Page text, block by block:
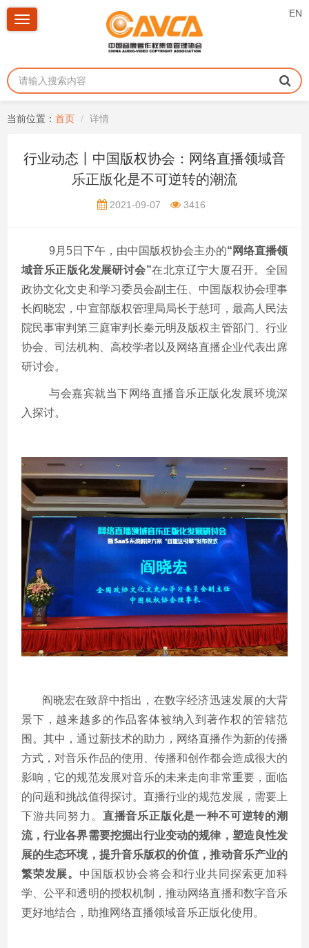
EN
Toggle
当前位置： 首页 详情
行业动态丨中国版权协会：网络直播领域音
乐正版化是不可逆转的潮流
2021-09-07 3416
9月 5日下午，由中国版权协会主办的“网络直播领
域音乐正版化发展研讨会”在北京辽宁大厦召开。全国
政协文化文史和学习委员会副主任、中国版权协会理事
长阎晓宏，中宣部版权管理局局长于慈珂，最高人民法
院民事审判第三庭审判长秦元明及版权主管部门、行业
协会、司法机构、高校学者以及网络直播企业代表出席
研讨会。
与会嘉宾就当下网络直播音乐正版化发展环境深
入探讨。
阎晓宏在致辞中指出，在数字经济迅速发展的大背
景下，越来越多的作品客体被纳入到著作权的管辖范
围。其中，通过新技术的助力，网络直播作为新的传播
方式，对音乐作品的使用、传播和创作都会造成很大的
影响，它的规范发展对音乐的未来走向非常重要，面临
的问题和挑战值得探讨。直播行业的规范发展，需要上
下游共同努力。 直播音乐正版化是一种不可逆转的潮
流，行业各界需要挖掘出行业变动的规律，塑造良性发
展的生态环境，提升音乐版权的价值，推动音乐产业的
繁荣发展。 中国版权协会将会和行业共同探索更加科
学、公平和透明的授权机制，推动网络直播和数字音乐
更好地结合，助推网络直播领域音乐正版化使用。